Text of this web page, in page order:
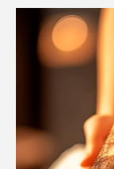
ドライヤー 温
ナイトプロテイ
パーフェクト
バイオミメティ